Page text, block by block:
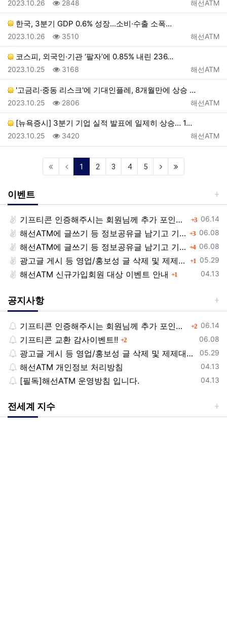
등록자
해선ATM
등록일
2023.10.26 조회
2848
한국, 3분기 GDP 0.6% 성장...소비·수출 소폭…
등록자
해선ATM
등록일
2023.10.26 조회
3510
코스피, 외국인·기관 ‘팔자’에 0.85% 내린 236…
등록자
해선ATM
등록일
2023.10.25 조회
3168
'고금리·중동 리스크'에 기대인플레, 8개월만에 상승 …
등록자
해선ATM
등록일
2023.10.25 조회
2806
[뉴욕증시] 3분기 기업 실적 발표에 일제히 상승… 1…
등록자
해선ATM
등록일
2023.10.25 조회
3420
1 (current)
2 3 4 5
이벤트
등록일
06.14
기프티콘 인증해주시는 회원님께 추가 포인트 쏩니다!! 3댓글
등록일
06.08
해선ATM에 글쓰기 등 정보공유글 남기고 기프티콘 받자! 3댓글
등록일
06.08
해선ATM에 글쓰기 등 정보공유글 남기고 기프티콘 받자! 4댓글
등록일
05.29
광고글 게시 등 영업/홍보성 글 삭제 및 제제대상입니다. 1댓글
등록일
04.13
해선ATM 신규가입회원 대상 이벤트 안내 1
공지사항
등록일
06.14
기프티콘 인증해주시는 회원님께 추가 포인트 쏩니다!! 2댓글
등록일
06.08
기프티콘 교환 감사이벤트!! 2댓글
등록일
05.29
광고글 게시 등 영업/홍보성 글 삭제 및 제제대상입니다.
등록일
04.13
해선ATM 개인정보 처리방침
등록일
04.13
[필독]해선ATM 운영방침 입니다.
전세계 지수